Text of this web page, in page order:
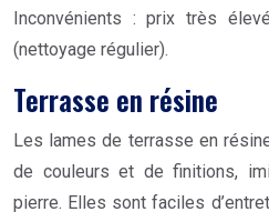
Inconvénients : prix très
(nettoyage régulier).
Terrasse en résine
Les lames de terrasse en
de couleurs et de finitions,
pierre. Elles sont faciles